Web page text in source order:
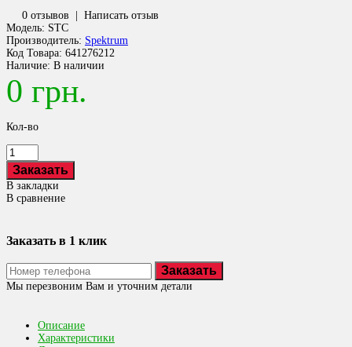
0 отзывов | Написать отзыв
Модель: STC
Производитель: Spektrum
Код Товара: 641276212
Наличие: В наличии
0 грн.
Кол-во
В закладки
В сравнение
Заказать в 1 клик
Заказать
Мы перезвоним Вам и уточним детали
Описание
Характеристики